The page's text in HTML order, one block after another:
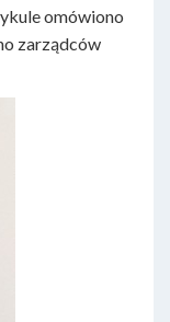
omówiono
zarządców